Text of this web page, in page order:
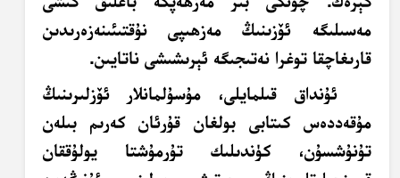
مەسىلىگە ئۆزىنىڭ مەزھىپى نۇقتىئىنەزەرىدىن
قارىغاچقا توغرا نەتىجىگە ئېرىشىشى ناتايىن.
ئۇنداق قىلمايلى، مۇسۇلمانلار ئۆزلىرىنىڭ
مۇقەددەس كىتابى بولغان قۇرئان كەرىم بىلەن
تۇنۇشسۇن، كۈندىلىك تۇرمۇشتا يولۇققان